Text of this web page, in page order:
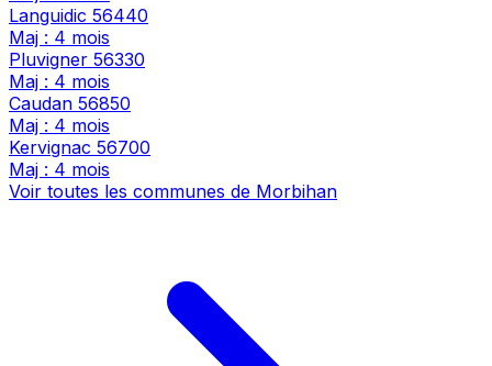
Languidic 56440
Maj : 4 mois
Pluvigner 56330
Maj : 4 mois
Caudan 56850
Maj : 4 mois
Kervignac 56700
Maj : 4 mois
Voir toutes les communes de Morbihan